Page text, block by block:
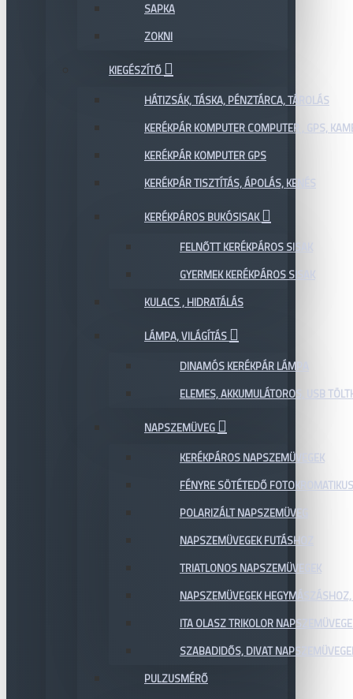
SAPKA
ZOKNI
KIEGÉSZÍTŐ
HÁTIZSÁK, TÁSKA, PÉNZTÁRCA, TÁROLÁS
KERÉKPÁR KOMPUTER COMPUTER , GPS,
KERÉKPÁR KOMPUTER GPS
KERÉKPÁR TISZTÍTÁS, ÁPOLÁS, KENÉS
KERÉKPÁROS BUKÓSISAK
FELNŐTT KERÉKPÁROS SISAK
GYERMEK KERÉKPÁROS SISAK
KULACS , HIDRATÁLÁS
LÁMPA, VILÁGÍTÁS
DINAMÓS KERÉKPÁR LÁMPA
ELEMES, AKKUMULÁTOROS, USB
NAPSZEMÜVEG
KERÉKPÁROS NAPSZEMÜVEGEK
FÉNYRE SÖTÉTEDŐ
POLARIZÁLT NAPSZEMÜVEG
NAPSZEMÜVEGEK FUTÁSHOZ
TRIATLONOS NAPSZEMÜVEGEK
NAPSZEMÜVEGEK
ITA OLASZ TRIKOLOR
SZABADIDŐS, DIVAT
PULZUSMÉRŐ